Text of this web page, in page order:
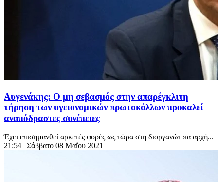
Αυγενάκης: Ο μη σεβασμός στην απαρέγκλιτη
τήρηση των υγειονομικών πρωτοκόλλων προκαλεί
αναπόδραστες συνέπειες
Έχει επισημανθεί αρκετές φορές ως τώρα στη διοργανώτρια αρχή...
21:54 | Σάββατο 08 Μαΐου 2021